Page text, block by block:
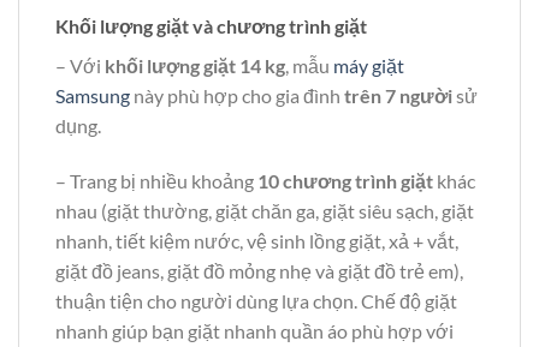
Khối lượng giặt và chương trình giặt
– Với khối lượng giặt 14 kg, mẫu máy giặt
Samsung này phù hợp cho gia đình trên 7 ngườisử
dụng.
– Trang bị nhiều khoảng 10 chương trình giặt khác
nhau (giặt thường, giặt chăn ga, giặt siêu sạch, giặt
nhanh, tiết kiệm nước, vệ sinh lồng giặt, xả + vắt,
giặt đồ jeans, giặt đồ mỏng nhẹ và giặt đồ trẻ em),
thuận tiện cho người dùng lựa chọn. Chế độ giặt
nhanh giúp bạn giặt nhanh quần áo phù hợp với